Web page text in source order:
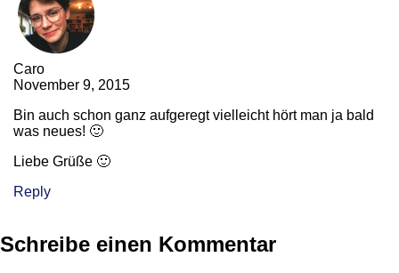
Caro
November 9, 2015
Bin auch schon ganz aufgeregt vielleicht hört man ja bald
was neues! 🙂
Liebe Grüße 🙂
Reply
Schreibe einen Kommentar